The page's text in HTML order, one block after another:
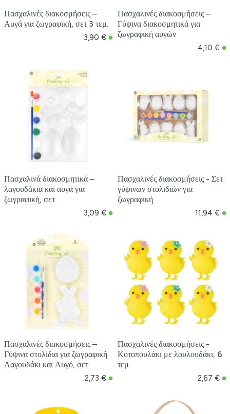
Πασχαλινές διακοσμήσεις –
Αυγά για ζωγραφική, σετ 3 τεμ.
3,90 €
Πασχαλινές διακοσμήσεις –
Γύψινα διακοσμητικά για
ζωγραφική αυγών
4,10 €
Πασχαλινά διακοσμητικά –
λαγουδάκια και αυγά για
ζωγραφική, σετ
3,09 €
Πασχαλινές διακοσμήσεις - Σετ
γύψινων στολιδιών για
ζωγραφική
11,94 €
Πασχαλινές διακοσμήσεις –
Γύψινα στολίδια για ζωγραφική
Λαγουδάκι και Αυγό, σετ
2,73 €
Πασχαλινές διακοσμήσεις -
Κοτοπουλάκι με λουλουδάκι, 6
τεμ.
2,67 €